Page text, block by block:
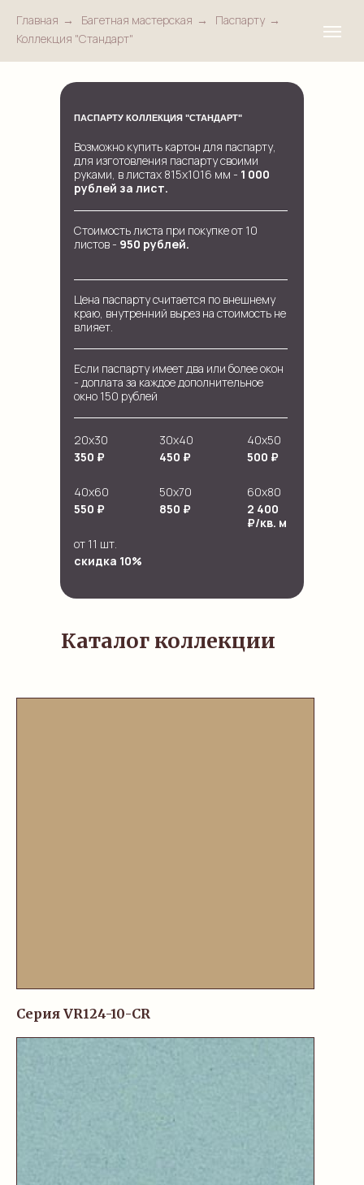
Главная → Багетная мастерская → Паспарту →
Коллекция "Стандарт"
Возможно купить картон для паспарту,
для изготовления паспарту своими
руками, в листах 815х1016 мм - 1 000
рублей за лист.
Стоимость листа при покупке от 10
листов - 950 рублей.
Цена паспарту считается по внешнему
краю, внутренний вырез на стоимость не
влияет.
Если паспарту имеет два или более окон
- доплата за каждое дополнительное
окно 150 рублей
40х60
550 ₽
40х50
500 ₽
30х40
450 ₽
20х30
350 ₽
60х80
2 400
₽/кв. м
от 11 шт.
скидка 10%
ПАСПАРТУ КОЛЛЕКЦИЯ "СТАНДАРТ"
50х70
850 ₽
Каталог коллекции
Серия VR124-10-CR